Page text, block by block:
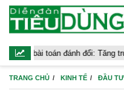
đánh đổi: Tăng trưởng nhanh
TRANG CHỦ KINH TẾ ĐẦU TƯ